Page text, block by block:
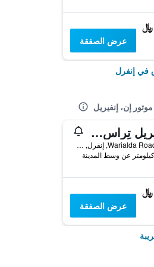
عرض الصفقة
في إنفرل
إن، إنفيريل
إنفريل تِراس موتور لودج
28 Warialda Road, إنفرل, NSW, أستراليا
عرض الصفقة